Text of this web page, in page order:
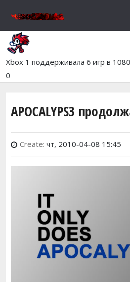
Xbox 1 поддерживала 6 игр в
0
APOCALYPS3
Create: чт, 2010-04-08 15:45